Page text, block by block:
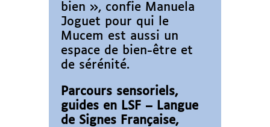
bien », confie Manuela
Joguet pour qui le
Mucem est aussi un
espace de bien-être et
de sérénité.
Parcours sensoriels,
guides en LSF – Langue
de Signes Française,